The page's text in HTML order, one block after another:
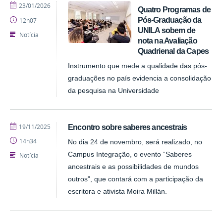
Quatro Programas de
Pós-Graduação da
UNILA sobem de
nota na Avaliação
Quadrienal da Capes
Instrumento que mede a qualidade das pós-
graduações no país evidencia a consolidação
da pesquisa na Universidade
publicado
23/01/2026
12h07
Notícia
Encontro sobre saberes ancestrais
No dia 24 de novembro, será realizado, no
Campus Integração, o evento “Saberes
ancestrais e as possibilidades de mundos
outros”, que contará com a participação da
escritora e ativista Moira Millán.
publicado
19/11/2025
14h34
Notícia